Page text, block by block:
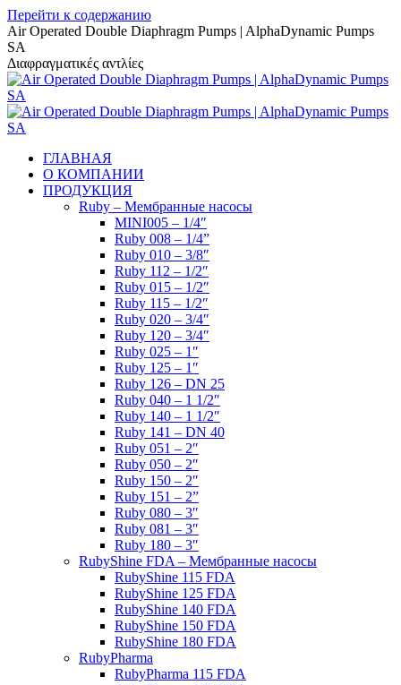
Перейти к содержанию
Air Operated Double Diaphragm Pumps | AlphaDynamic Pumps
SA
Διαφραγματικές αντλίες
ГЛАВНАЯ
О КОМПАНИИ
ПРОДУКЦИЯ
Ruby – Мембранные насосы
MINI005 – 1/4″
Ruby 008 – 1/4”
Ruby 010 – 3/8″
Ruby 112 – 1/2″
Ruby 015 – 1/2″
Ruby 115 – 1/2″
Ruby 020 – 3/4″
Ruby 120 – 3/4″
Ruby 025 – 1″
Ruby 125 – 1″
Ruby 126 – DN 25
Ruby 040 – 1 1/2″
Ruby 140 – 1 1/2″
Ruby 141 – DN 40
Ruby 051 – 2″
Ruby 050 – 2″
Ruby 150 – 2″
Ruby 151 – 2”
Ruby 080 – 3″
Ruby 081 – 3″
Ruby 180 – 3″
RubyShine FDA – Мембранные насосы
RubyShine 115 FDA
RubyShine 125 FDA
RubyShine 140 FDA
RubyShine 150 FDA
RubyShine 180 FDA
RubyPharma
RubyPharma 115 FDA